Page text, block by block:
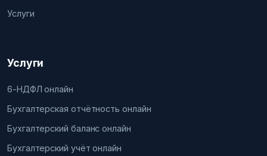
Услуги
Услуги
6-НДФЛ онлайн
Бухгалтерская отчётность онлайн
Бухгалтерский баланс онлайн
Бухгалтерский учёт онлайн